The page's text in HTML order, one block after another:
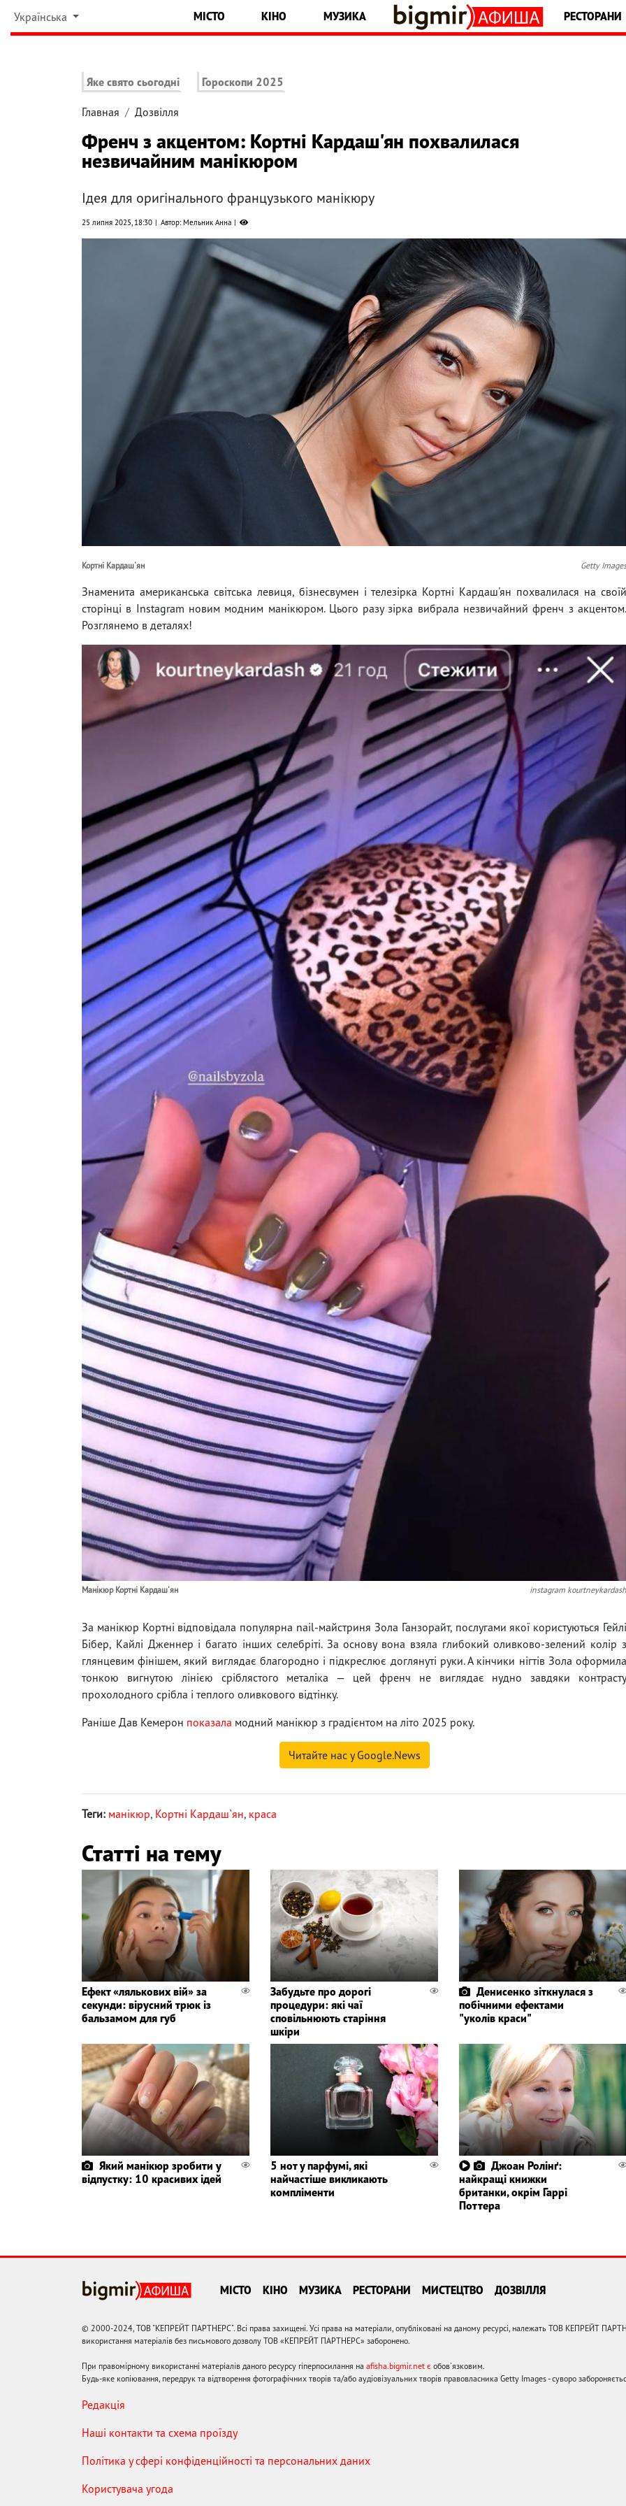
Українська МІСТО КІНО МУЗИКА РЕСТОРАНИ
Яке свято сьогодні Гороскопи 2025
Главная Дозвілля
Френч з акцентом: Кортні Кардаш'ян похвалилася
незвичайним манікюром
Ідея для оригінального французького манікюру
25 липня 2025, 18:30 Автор: Мельник Анна
Кортні Кардаш'ян Getty Images
Знаменита американська світська левиця, бізнесвумен і телезірка Кортні Кардаш'ян похвалилася на своїй
сторінці в Instagram новим модним манікюром. Цього разу зірка вибрала незвичайний френч з акцентом.
Розглянемо в деталях!
Манікюр Кортні Кардаш'ян instagram kourtneykardash
За манікюр Кортні відповідала популярна nail-майстриня Зола Ганзорайт, послугами якої користуються Гейлі
Бібер, Кайлі Дженнер і багато інших селебріті. За основу вона взяла глибокий оливково-зелений колір з
глянцевим фінішем, який виглядає благородно і підкреслює доглянуті руки. А кінчики нігтів Зола оформила
тонкою вигнутою лінією сріблястого металіка — цей френч не виглядає нудно завдяки контрасту
прохолодного срібла і теплого оливкового відтінку.
Раніше Дав Кемерон показала модний манікюр з градієнтом на літо 2025 року.
Читайте нас у Google.News
Теги: манікюр, Кортні Кардаш`ян, краса
Статті на тему
Ефект «лялькових вій» за
секунди: вірусний трюк із
бальзамом для губ
Забудьте про дорогі
процедури: які чаї
сповільнюють старіння
шкіри
Денисенко зіткнулася з
побічними ефектами
"уколів краси"
Який манікюр зробити у
відпустку: 10 красивих ідей
5 нот у парфумі, які
найчастіше викликають
компліменти
Джоан Ролінґ:
найкращі книжки
британки, окрім Гаррі
Поттера
МІСТО КІНО МУЗИКА РЕСТОРАНИ МИСТЕЦТВО ДОЗВІЛЛЯ
© 2000-2024, ТОВ "КЕПРЕЙТ ПАРТНЕРС". Всі права захищені. Усі права на матеріали, опубліковані на даному ресурсі, належать ТОВ КЕПРЕЙТ
використання матеріалів без письмового дозволу ТОВ «КЕПРЕЙТ ПАРТНЕРС» заборонено.
При правомірному використанні матеріалів даного ресурсу гіперпосилання на afisha.bigmir.net є обов'язковим.
Будь-яке копіювання, передрук та відтворення фотографічних творів та/або аудіовізуальних творів правовласника Getty Images - суворо
Редакція
Наші контакти та схема проїзду
Політика у сфері конфіденційності та персональних даних
Користувача угода